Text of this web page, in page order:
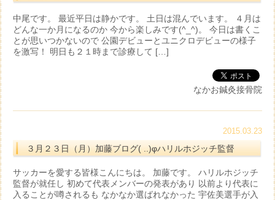
中尾です。 最近平日は静かです。 土日は混んでいます。 ４月は
どんな一か月になるのか 今から楽しみです(^_^)。 今日は書くこ
とが思いつかないので 公園デビューとユニクロデビューの様子
を激写！ 明日も２１時まで診療して […]
なかお鍼灸接骨院
2015.03.23
３月２３日（月）加藤ブログ( ..)φハリルホジッチ監督
サッカーを愛する皆様こんにちは。 加藤です。 ハリルホジッチ
監督が就任し 初めて代表メンバーの発表があり 以前より代表に
入ることが噂されるも なかなか選ばれなかった 宇佐美選手が入